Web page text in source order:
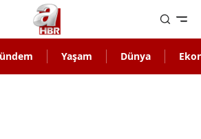
Yaşam Dünya